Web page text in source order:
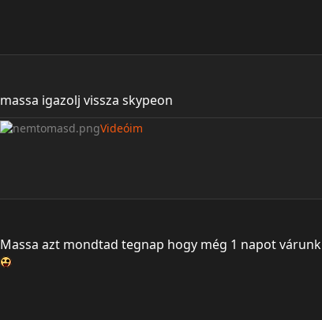
massa igazolj vissza skypeon
Videóim
Massa azt mondtad tegnap hogy még 1 napot